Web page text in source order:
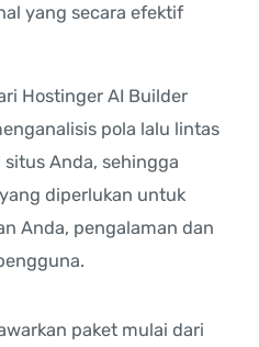
yang secara efektif
Hostinger AI Builder
pola lalu lintas
Anda, sehingga
diperlukan untuk
Anda, pengalaman dan
paket mulai dari